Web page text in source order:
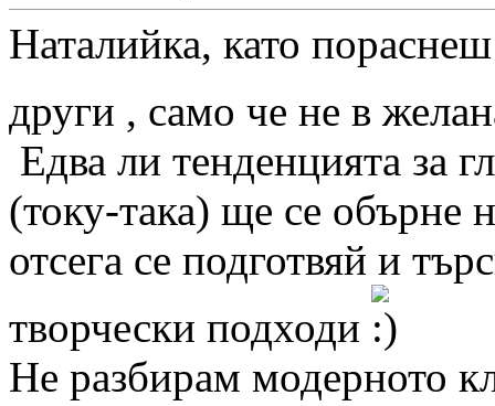
Наталийка, като
други , само че не в
Едва ли тенденцията за
(току-така) ще се обърне
отсега се подготвяй и
творчески подходи
Не разбирам модерното